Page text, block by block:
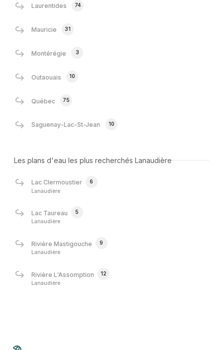
Laurentides 74
Mauricie 31
Montérégie 3
Outaouais 10
Québec 75
Saguenay-Lac-St-Jean 10
Les plans d'eau les plus recherchés Lanaudière
Lac Clermoustier
6
Lanaudière
Lac Taureau
5
Lanaudière
Rivière Mastigouche
9
Lanaudière
Rivière L'Assomption
12
Lanaudière